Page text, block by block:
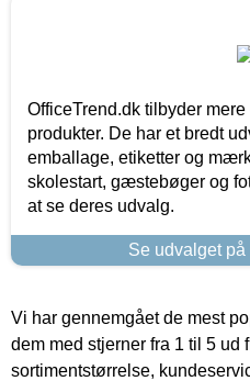
OfficeTrend.dk tilbyder
produkter. De har et bredt
emballage, etiketter og
skolestart, gæstebøger og
at se deres udvalg.
Se udvalget
Vi har gennemgået de mest
dem med stjerner fra 1 til 5 ud
sortimentstørrelse,